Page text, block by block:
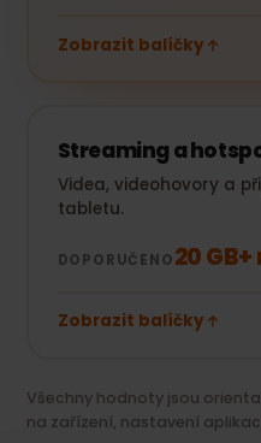
Zobrazit balíčky
Streaming a
Videa, videohovory a
tabletu.
DOPORUČENO20
Zobrazit balíčky
Všechny hodnoty jsou
na zařízení, nastavení